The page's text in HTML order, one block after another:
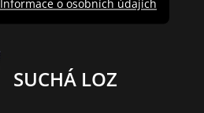
Informace o osobních údajích
SUCHÁ LOZ